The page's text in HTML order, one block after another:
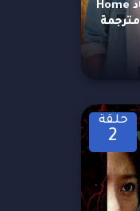
مسلسل موطن الحصاد Home
حلقة
2